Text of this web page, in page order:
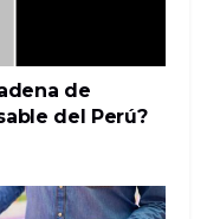
de
del Perú?